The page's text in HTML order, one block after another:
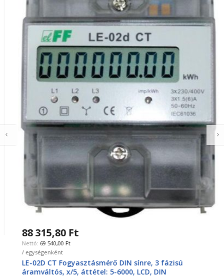
88 315,80 Ft
69 540,00 Ft
/ egységenként
LE-02D CT Fogyasztásmérő DIN sínre, 3 fázisú
áramváltós, x/5, áttétel: 5-6000, LCD, DIN